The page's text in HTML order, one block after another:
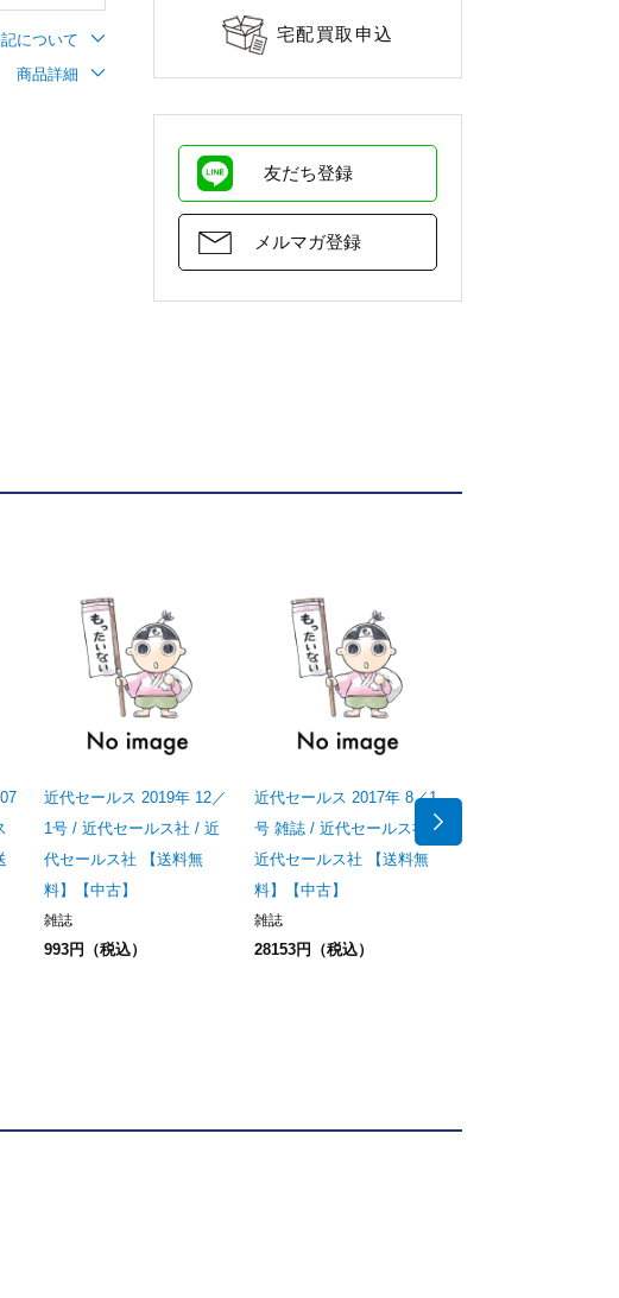
宅配買取申込
友だち登録
メルマガ登録
について
商品詳細
近代セールス 2019年 12／
1号 / 近代セールス社 / 近
代セールス社 【送料無
料】【中古】
雑誌
993円（税込）
近代セールス 2017年 8／1
号 雑誌 / 近代セールス社 /
近代セールス社 【送料無
料】【中古】
雑誌
28153円（税込）